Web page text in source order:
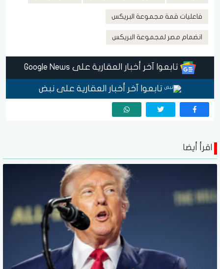
فاعليات قمة مجموعة البريكس
انضمام مصر لمجموعة البريكس
تابعوا آخر أخبار العقارية على Google News
تابعوا آخر أخبار العقارية على نبض
اقرأ أيضا